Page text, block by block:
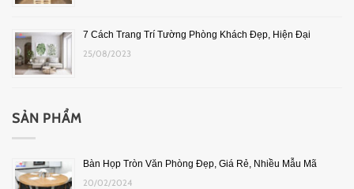
7 Cách Trang Trí Tường Phòng Khách Đẹp, Hiện Đại
25/08/2023
SẢN PHẨM
Bàn Họp Tròn Văn Phòng Đẹp, Giá Rẻ, Nhiều Mẫu Mã
20/02/2024